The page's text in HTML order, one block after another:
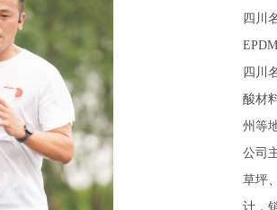
四川
四川
酸材
州等
公司
草坪
计，